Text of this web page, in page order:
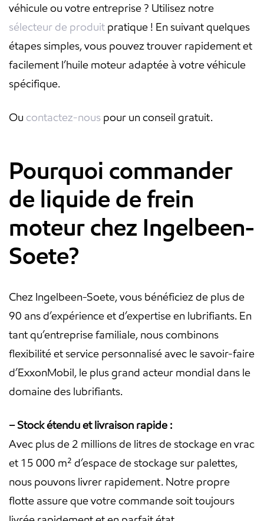
véhicule ou votre entreprise ? Utilisez notre
sélecteur de produit pratique ! En suivant quelques
étapes simples, vous pouvez trouver rapidement et
facilement l’huile moteur adaptée à votre véhicule
spécifique.
Ou contactez-nous pour un conseil gratuit.
Pourquoi commander
de liquide de frein
moteur chez Ingelbeen-
Soete?
Chez Ingelbeen-Soete, vous bénéficiez de plus de
90 ans d’expérience et d’expertise en lubrifiants. En
tant qu’entreprise familiale, nous combinons
flexibilité et service personnalisé avec le savoir-faire
d’ExxonMobil, le plus grand acteur mondial dans le
domaine des lubrifiants.
– Stock étendu et livraison rapide :
Avec plus de 2 millions de litres de stockage en vrac
et 15 000 m² d’espace de stockage sur palettes,
nous pouvons livrer rapidement. Notre propre
flotte assure que votre commande soit toujours